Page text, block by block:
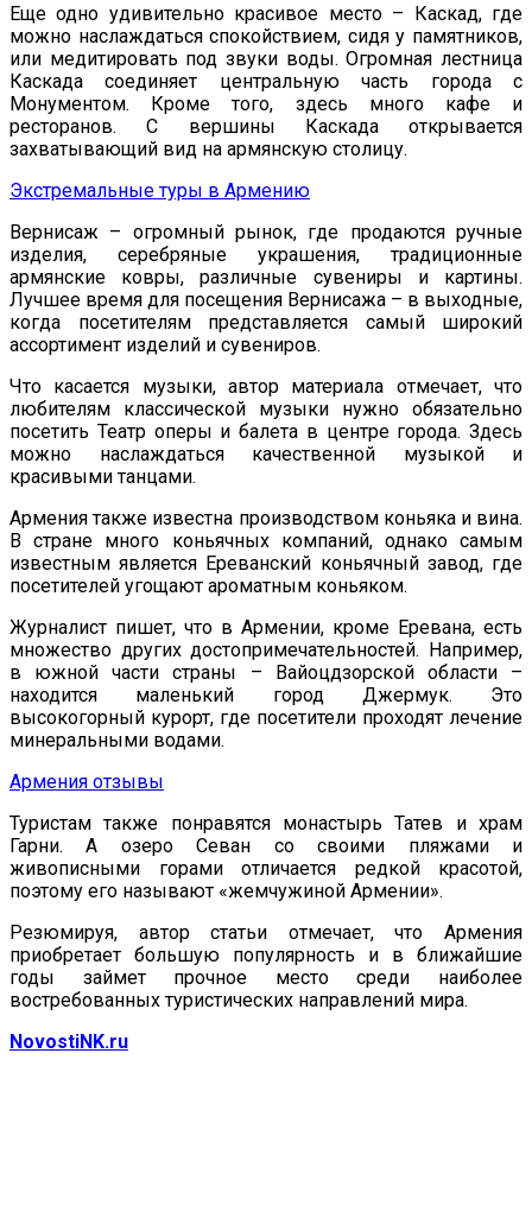
Еще одно удивительно красивое место – Каскад, где
можно наслаждаться спокойствием, сидя у памятников,
или медитировать под звуки воды. Огромная лестница
Каскада соединяет центральную часть города с
Монументом. Кроме того, здесь много кафе и
ресторанов. С вершины Каскада открывается
захватывающий вид на армянскую столицу.
Экстремальные туры в Армению
Вернисаж – огромный рынок, где продаются ручные
изделия, серебряные украшения, традиционные
армянские ковры, различные сувениры и картины.
Лучшее время для посещения Вернисажа – в выходные,
когда посетителям представляется самый широкий
ассортимент изделий и сувениров.
Что касается музыки, автор материала отмечает, что
любителям классической музыки нужно обязательно
посетить Театр оперы и балета в центре города. Здесь
можно наслаждаться качественной музыкой и
красивыми танцами.
Армения также известна производством коньяка и вина.
В стране много коньячных компаний, однако самым
известным является Ереванский коньячный завод, где
посетителей угощают ароматным коньяком.
Журналист пишет, что в Армении, кроме Еревана, есть
множество других достопримечательностей. Например,
в южной части страны – Вайоцдзорской области –
находится маленький город Джермук. Это
высокогорный курорт, где посетители проходят лечение
минеральными водами.
Армения отзывы
Туристам также понравятся монастырь Татев и храм
Гарни. А озеро Севан со своими пляжами и
живописными горами отличается редкой красотой,
поэтому его называют «жемчужиной Армении».
Резюмируя, автор статьи отмечает, что Армения
приобретает большую популярность и в ближайшие
годы займет прочное место среди наиболее
востребованных туристических направлений мира.
NovostiNK.ru